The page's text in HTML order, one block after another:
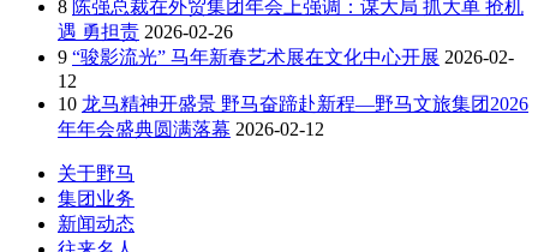
8 陈强总裁在外贸集团年会上强调：谋大局 抓大单 抢机
遇 勇担责 2026-02-26
9 “骏影流光” 马年新春艺术展在文化中心开展 2026-02-
12
10 龙马精神开盛景 野马奋蹄赴新程—野马文旅集团2026
年年会盛典圆满落幕 2026-02-12
关于野马
集团业务
新闻动态